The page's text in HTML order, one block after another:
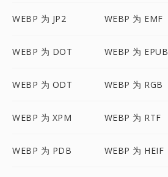
WEBP 为 JP2 WEBP 为 EMF
WEBP 为 DOT WEBP 为 EPUB
WEBP 为 ODT WEBP 为 RGB
WEBP 为 XPM WEBP 为 RTF
WEBP 为 PDB WEBP 为 HEIF